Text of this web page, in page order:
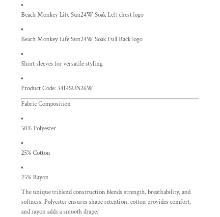
Beach Monkey Life Sun24W Soak Left chest logo
Beach Monkey Life Sun24W Soak Full Back logo
Short sleeves for versatile styling
Product Code: 3414SUN26W
Fabric Composition
50% Polyester
25% Cotton
25% Rayon
The unique triblend construction blends strength, breathability, and
softness. Polyester ensures shape retention, cotton provides comfort,
and rayon adds a smooth drape.